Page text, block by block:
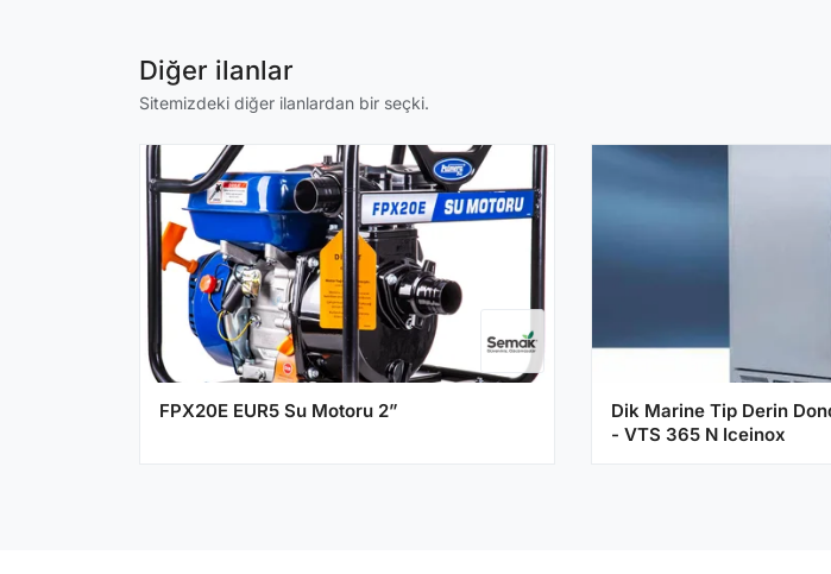
Diğer ilanlar
Sitemizdeki diğer ilanlardan bir seçki.
FPX20E EUR5 Su Motoru 2”
Dik Marine Tip Derin
- VTS 365 N Iceinox